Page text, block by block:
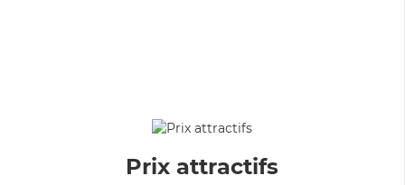
Prix attractifs